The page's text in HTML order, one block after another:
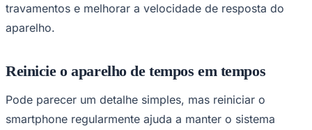
travamentos e melhorar a velocidade de resposta do
aparelho.
Reinicie o aparelho de tempos em tempos
Pode parecer um detalhe simples, mas reiniciar o
smartphone regularmente ajuda a manter o sistema